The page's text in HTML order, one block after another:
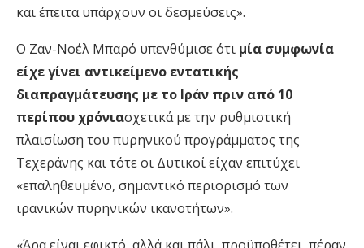
και έπειτα υπάρχουν οι δεσμεύσεις».
Ο Ζαν-Νοέλ Μπαρό υπενθύμισε ότι μία συμφωνία
είχε γίνει αντικείμενο εντατικής
διαπραγμάτευσης με το Ιράν πριν από 10
περίπου χρόνιασχετικά με την ρυθμιστική
πλαισίωση του πυρηνικού προγράμματος της
Τεχεράνης και τότε οι Δυτικοί είχαν επιτύχει
«επαληθευμένο, σημαντικό περιορισμό των
ιρανικών πυρηνικών ικανοτήτων».